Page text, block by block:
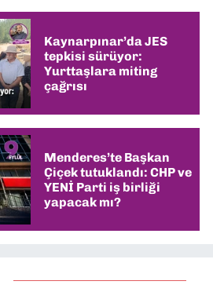
Kaynarpınar’da JES
tepkisi sürüyor:
Yurttaşlara miting
çağrısı
Menderes’te Başkan
Çiçek tutuklandı: CHP ve
YENİ Parti iş birliği
yapacak mı?